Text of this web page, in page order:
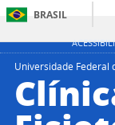
BRASIL
Universidade Federal